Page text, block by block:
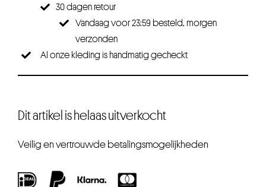
30 dagen retour
Vandaag voor 23:59 besteld, morgen
verzonden
Al onze kleding is handmatig gecheckt
Dit artikel is helaas uitverkocht
Veilig en vertrouwde betalingsmogelijkheden